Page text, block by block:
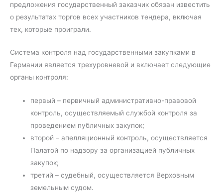
предложения государственный заказчик обязан известить
о результатах торгов всех участников тендера, включая
тех, которые проиграли.
Система контроля над государственными закупками в
Германии является трехуровневой и включает следующие
органы контроля:
первый – первичный административно-правовой
контроль, осуществляемый службой контроля за
проведением публичных закупок;
второй – апелляционный контроль, осуществляется
Палатой по надзору за организацией публичных
закупок;
третий – судебный, осуществляется Верховным
земельным судом.